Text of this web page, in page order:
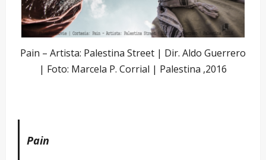
Pain – Artista: Palestina Street | Dir. Aldo Guerrero
| Foto: Marcela P. Corrial | Palestina ,2016
Pain